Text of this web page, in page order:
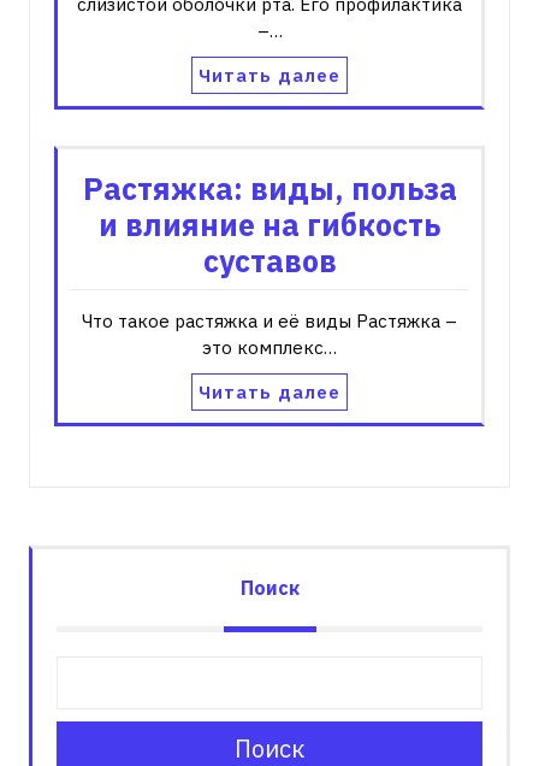
–…
Читать далее
Растяжка: виды, польза
и влияние на гибкость
суставов
Что такое растяжка и её виды Растяжка –
это комплекс…
Читать далее
Поиск
Поиск